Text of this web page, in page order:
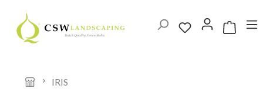
Ga naar de hoofdinhoud
IRIS